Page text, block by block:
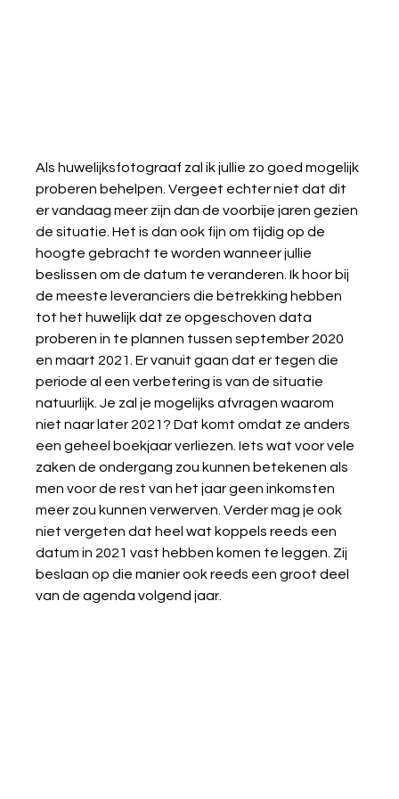
Als huwelijksfotograaf zal ik jullie zo goed mogelijk
proberen behelpen. Vergeet echter niet dat dit
er vandaag meer zijn dan de voorbije jaren gezien
de situatie. Het is dan ook fijn om tijdig op de
hoogte gebracht te worden wanneer jullie
beslissen om de datum te veranderen. Ik hoor bij
de meeste leveranciers die betrekking hebben
tot het huwelijk dat ze opgeschoven data
proberen in te plannen tussen september 2020
en maart 2021. Er vanuit gaan dat er tegen die
periode al een verbetering is van de situatie
natuurlijk. Je zal je mogelijks afvragen waarom
niet naar later 2021? Dat komt omdat ze anders
een geheel boekjaar verliezen. Iets wat voor vele
zaken de ondergang zou kunnen betekenen als
men voor de rest van het jaar geen inkomsten
meer zou kunnen verwerven. Verder mag je ook
niet vergeten dat heel wat koppels reeds een
datum in 2021 vast hebben komen te leggen. Zij
beslaan op die manier ook reeds een groot deel
van de agenda volgend jaar.